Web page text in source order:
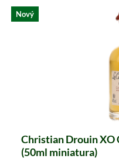
Nový
Christian Drouin XO
(50ml miniatura)